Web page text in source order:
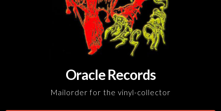
Oracle Records
Mailorder for the vinyl-collector